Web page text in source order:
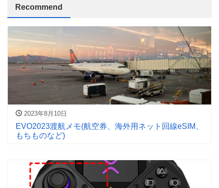
Recommend
2023年8月10日
EVO2023渡航メモ(航空券、海外用ネット回線eSIM、
もちものなど)